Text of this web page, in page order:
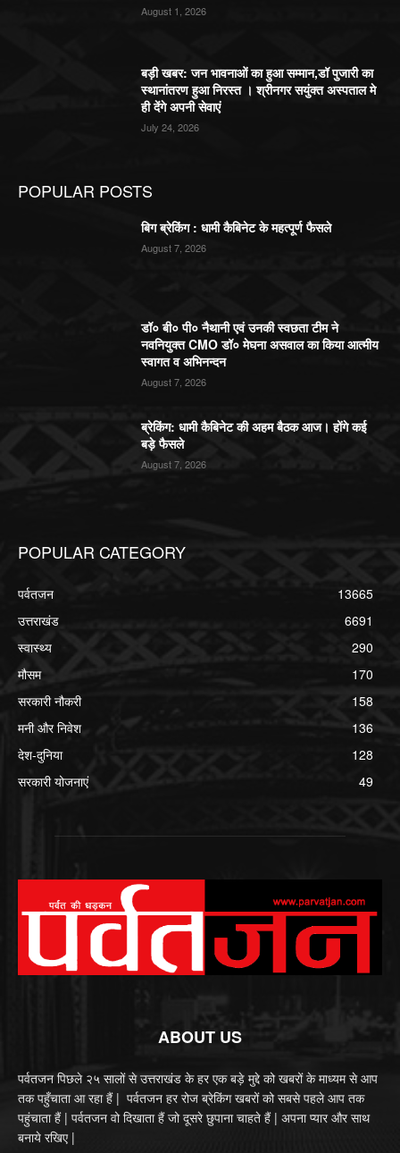
August 1, 2026
बड़ी खबर: जन भावनाओं का हुआ सम्मान,डॉ पुजारी का
स्थानांतरण हुआ निरस्त । श्रीनगर सयुंक्त अस्पताल मे
ही देंगे अपनी सेवाएं
July 24, 2026
POPULAR POSTS
बिग ब्रेकिंग : धामी कैबिनेट के महत्पूर्ण फैसले
August 7, 2026
डॉ० बी० पी० नैथानी एवं उनकी स्वछता टीम ने
नवनियुक्त CMO डॉ० मेघना असवाल का किया आत्मीय
स्वागत व अभिनन्दन
August 7, 2026
ब्रेकिंग: धामी कैबिनेट की अहम बैठक आज। होंगे कई
बड़े फैसले
August 7, 2026
POPULAR CATEGORY
पर्वतजन
13665
उत्तराखंड
6691
स्वास्थ्य
290
मौसम
170
सरकारी नौकरी
158
मनी और निवेश
136
देश-दुनिया
128
सरकारी योजनाएं
49
ABOUT US
पर्वतजन पिछले २५ सालों से उत्तराखंड के हर एक बड़े मुद्दे को खबरों के माध्यम से आप
तक पहुँचाता आ रहा हैं | पर्वतजन हर रोज ब्रेकिंग खबरों को सबसे पहले आप तक
पहुंचाता हैं | पर्वतजन वो दिखाता हैं जो दूसरे छुपाना चाहते हैं | अपना प्यार और साथ
बनाये रखिए |